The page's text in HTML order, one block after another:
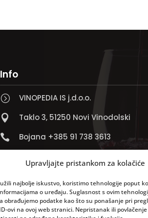
Upravljajte pristankom za kolačiće
najbolje iskustvo, koristimo tehnologije poput
o uređaju. Suglasnost s ovim
obrađujemo podatke kao što su ponašanje pri
ovi na ovoj web stranici. Nepristanak ili
Info
= VINOPEDIA IS j.d.o.o.
 Taklo 3, 51250 Novi Vinodolski
 Bojana +385 91 738 3613